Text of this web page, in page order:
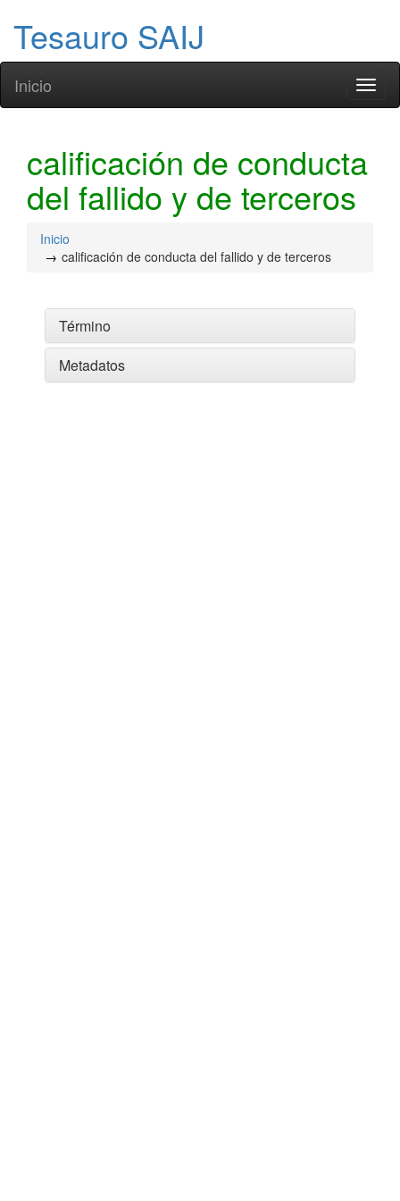
Tesauro SAIJ
Inicio
calificación de conducta
del fallido y de terceros
Inicio
calificación de conducta del fallido y de terceros
Término
Metadatos